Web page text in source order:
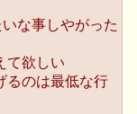
な事しやがった
て欲しい
るのは最低な行